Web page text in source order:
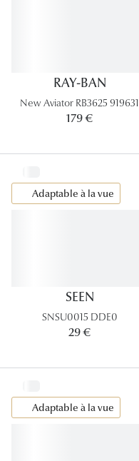
RAY-BAN
New Aviator RB3625 919631
179 €
Adaptable à la vue
SEEN
SNSU0015 DDE0
29 €
Adaptable à la vue